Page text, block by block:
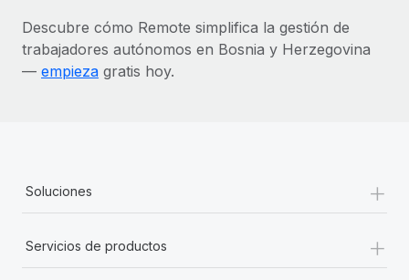
Descubre cómo Remote simplifica la gestión de
trabajadores autónomos en Bosnia y Herzegovina
— empieza gratis hoy.
Soluciones +
Servicios de productos +